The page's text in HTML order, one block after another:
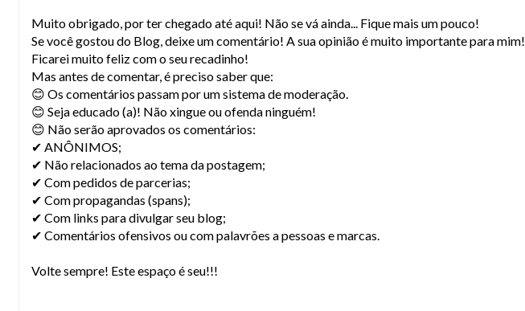
Muito obrigado, por ter chegado até aqui! Não se vá ainda... Fique mais um pouco!
Se você gostou do Blog, deixe um comentário! A sua opinião é muito importante para mim!
Ficarei muito feliz com o seu recadinho!
Mas antes de comentar, é preciso saber que:
😊 Os comentários passam por um sistema de moderação.
😊 Seja educado (a)! Não xingue ou ofenda ninguém!
😊 Não serão aprovados os comentários:
✔ ANÔNIMOS;
✔ Não relacionados ao tema da postagem;
✔ Com pedidos de parcerias;
✔ Com propagandas (spans);
✔ Com links para divulgar seu blog;
✔ Comentários ofensivos ou com palavrões a pessoas e marcas.
Volte sempre! Este espaço é seu!!!